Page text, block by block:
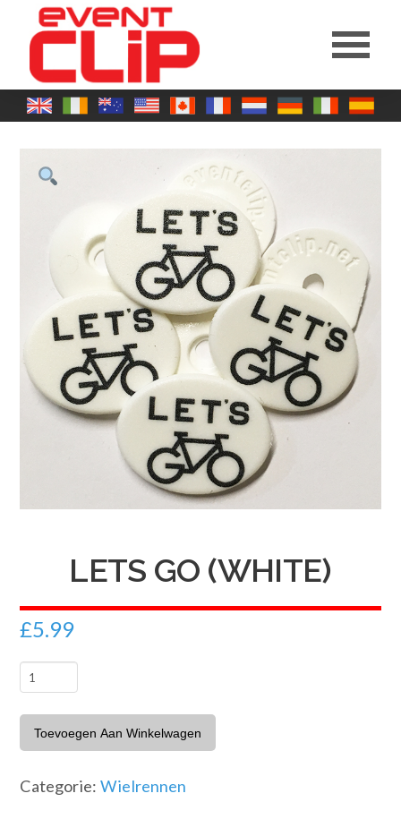
LETS GO (WHITE)
£5.99
LETS
(White)
aantal
Toevoegen Aan Winkelwagen
Categorie:Wielrennen